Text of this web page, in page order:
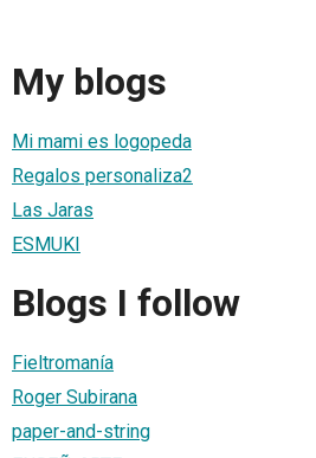
My blogs
Mi mami es logopeda
Regalos personaliza2
Las Jaras
ESMUKI
Blogs I follow
Fieltromanía
Roger Subirana
paper-and-string